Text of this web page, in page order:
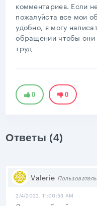
комментариев. Если
пожалуйста все мои
удобно, я могу
обращении чтобы они
труд
0 0
Ответы (4)
Valerie Пользователь
2/4/2022, 11:00:53 AM